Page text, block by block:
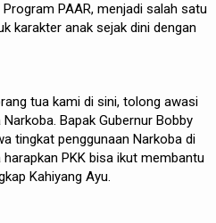
PAAR, menjadi salah satu
karakter anak sejak dini dengan
tua kami di sini, tolong awasi
Bapak Gubernur Bobby
tingkat penggunaan Narkoba di
PKK bisa ikut membantu
Kahiyang Ayu.